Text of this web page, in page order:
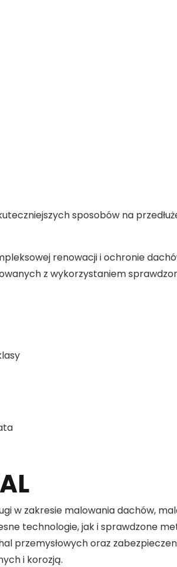
sposobów na
renowacji i ochronie
z wykorzystaniem
w zakresie malowania dachów,
technologie, jak i sprawdzone
przemysłowych oraz
i korozją.